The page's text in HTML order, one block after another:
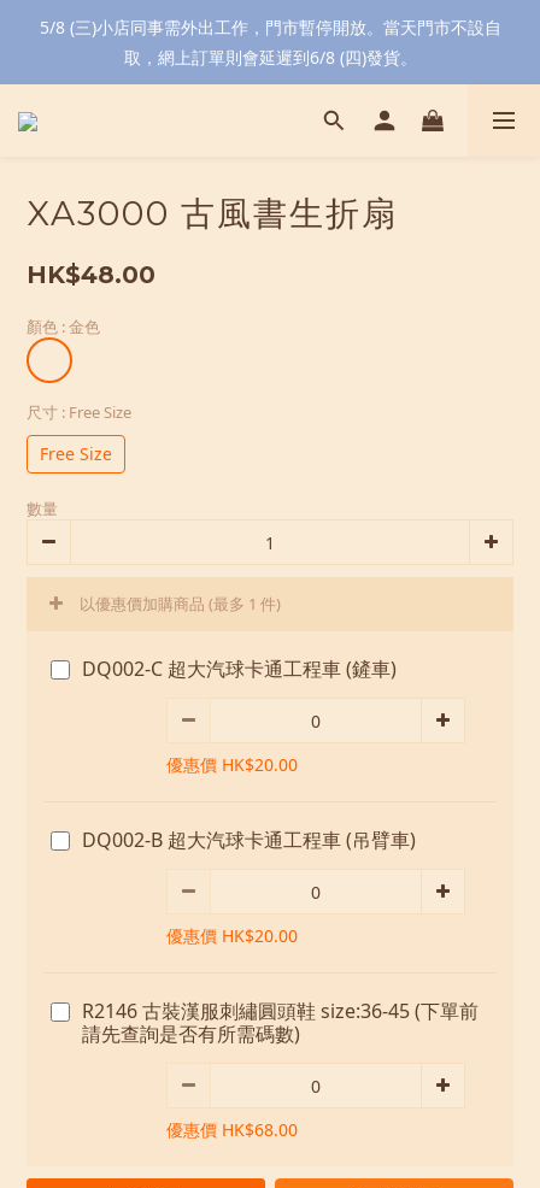
5/8 (三)小店同事需外出工作，門市暫停開放。當天門市不設自
取，網上訂單則會延遲到6/8 (四)發貨。
XA3000 古風書生折扇
HK$48.00
顏色 : 金色
尺寸 : Free Size
Free Size
數量
以優惠價加購商品 (最多 1 件)
DQ002-C 超大汽球卡通工程車 (鏟車)
優惠價 HK$20.00
DQ002-B 超大汽球卡通工程車 (吊臂車)
優惠價 HK$20.00
R2146 古裝漢服刺繡圓頭鞋 size:36-45 (下單前
請先查詢是否有所需碼數)
優惠價 HK$68.00